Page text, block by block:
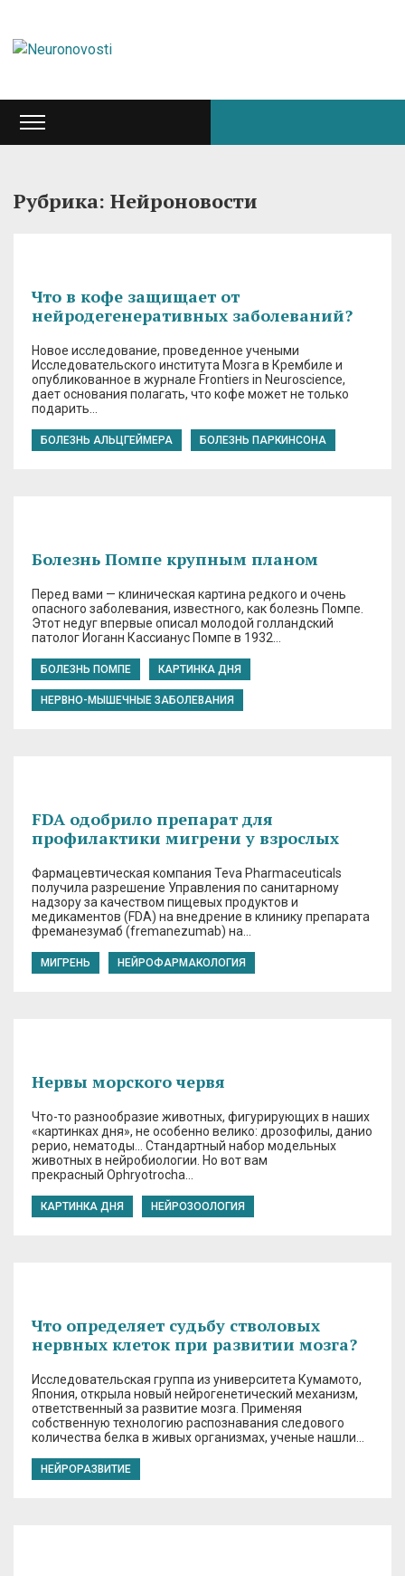
Рубрика: Нейроновости
Что в кофе защищает от
нейродегенеративных заболеваний?
Новое исследование, проведенное учеными
Исследовательского института Мозга в Крембиле и
опубликованное в журнале Frontiers in Neuroscience,
дает основания полагать, что кофе может не только
подарить…
БОЛЕЗНЬ АЛЬЦГЕЙМЕРА БОЛЕЗНЬ ПАРКИНСОНА
Болезнь Помпе крупным планом
Перед вами — клиническая картина редкого и очень
опасного заболевания, известного, как болезнь Помпе.
Этот недуг впервые описал молодой голландский
патолог Иоганн Кассианус Помпе в 1932…
БОЛЕЗНЬ ПОМПЕ КАРТИНКА ДНЯ
НЕРВНО-МЫШЕЧНЫЕ ЗАБОЛЕВАНИЯ
FDA одобрило препарат для
профилактики мигрени у взрослых
Фармацевтическая компания Teva Pharmaceuticals
получила разрешение Управления по санитарному
надзору за качеством пищевых продуктов и
медикаментов (FDA) на внедрение в клинику препарата
фреманезумаб (fremanezumab) на…
МИГРЕНЬ НЕЙРОФАРМАКОЛОГИЯ
Нервы морского червя
Что-то разнообразие животных, фигурирующих в наших
«картинках дня», не особенно велико: дрозофилы, данио
рерио, нематоды… Стандартный набор модельных
животных в нейробиологии. Но вот вам
прекрасный Ophryotrocha…
КАРТИНКА ДНЯ НЕЙРОЗООЛОГИЯ
Что определяет судьбу стволовых
нервных клеток при развитии мозга?
Исследовательская группа из университета Кумамото,
Япония, открыла новый нейрогенетический механизм,
ответственный за развитие мозга. Применяя
собственную технологию распознавания следового
количества белка в живых организмах, ученые нашли…
НЕЙРОРАЗВИТИЕ